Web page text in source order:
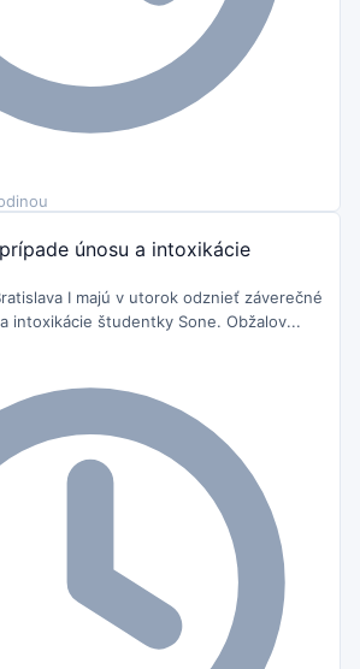
únosu a intoxikácie
I majú v utorok odznieť záverečné
intoxikácie študentky Sone. Obžalov...